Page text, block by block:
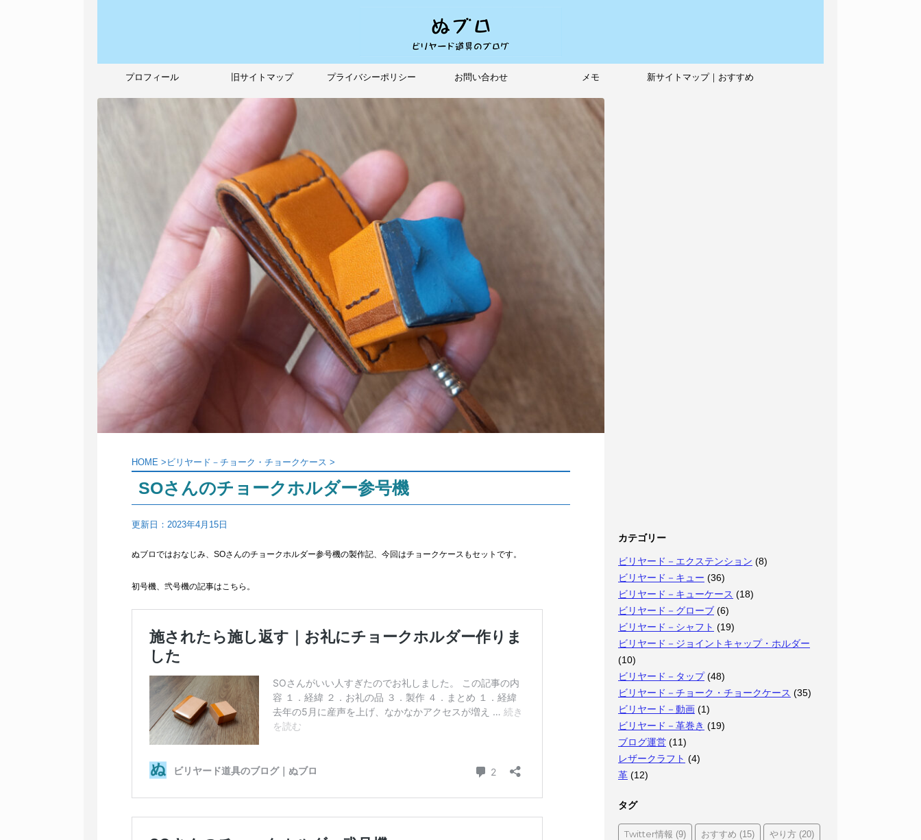
プロフィール 旧サイトマップ プライバシーポリシー お問い合わせ メモ 新サイトマップ｜おすすめ
HOME > ビリヤード－チョーク・チョークケース >
SOさんのチョークホルダー参号機
更新日： 2023年4月15日
ぬブロではおなじみ、SOさんのチョークホルダー参号機の製作記、今回はチョークケースもセットです。
初号機、弐号機の記事はこちら。
カテゴリー
ビリヤード－エクステンション (8)
ビリヤード－キュー (36)
ビリヤード－キューケース (18)
ビリヤード－グローブ (6)
ビリヤード－シャフト (19)
ビリヤード－ジョイントキャップ・ホルダー
(10)
ビリヤード－タップ(48)
ビリヤード－チョーク・チョークケース (35)
ビリヤード－動画 (1)
ビリヤード－革巻き (19)
ブログ運営 (11)
レザークラフト (4)
革 (12)
タグ
Twitter情報 (9) おすすめ (15) やり方 (20)